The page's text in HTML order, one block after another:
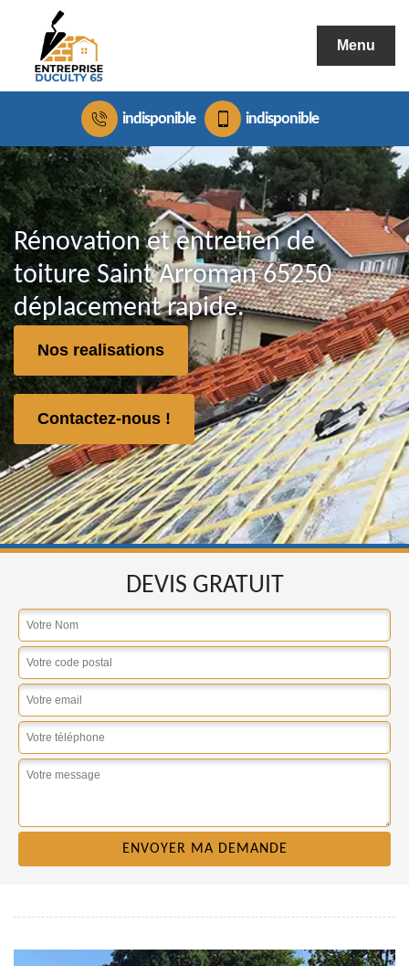
Menu
indisponible indisponible
Rénovation et entretien de
toiture Saint Arroman 65250
déplacement rapide.
Nos realisations
Contactez-nous !
DEVIS GRATUIT